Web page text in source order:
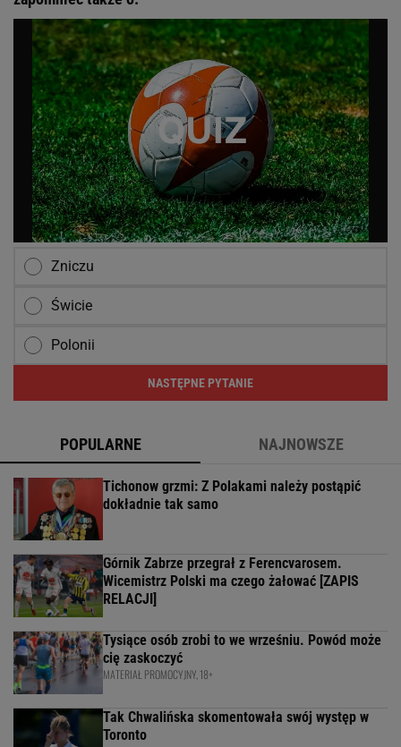
Zniczu
Świcie
Polonii
NASTĘPNE PYTANIE
POPULARNE NAJNOWSZE
Tichonow grzmi: Z Polakami należy postąpić
dokładnie tak samo
Górnik Zabrze przegrał z Ferencvarosem.
Wicemistrz Polski ma czego żałować [ZAPIS
RELACJI]
Tysiące osób zrobi to we wrześniu. Powód może
cię zaskoczyć
MATERIAŁ PROMOCYJNY, 18+
Tak Chwalińska skomentowała swój występ w
Toronto